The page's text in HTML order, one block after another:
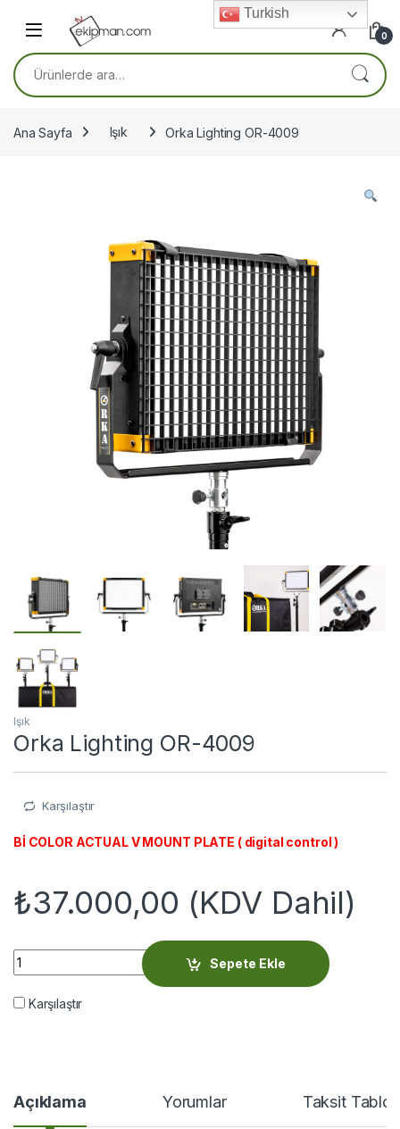
0
Ara:
Ana Sayfa Işık Orka Lighting OR-4009
Işık
Orka Lighting OR-4009
Karşılaştır
Bİ COLOR ACTUAL V MOUNT PLATE ( digital control )
₺37.000,00 (KDV Dahil)
Orka Lighting OR-4009 quantity
Sepete Ekle
Karşılaştır
Açıklama Yorumlar Taksit
Turkish